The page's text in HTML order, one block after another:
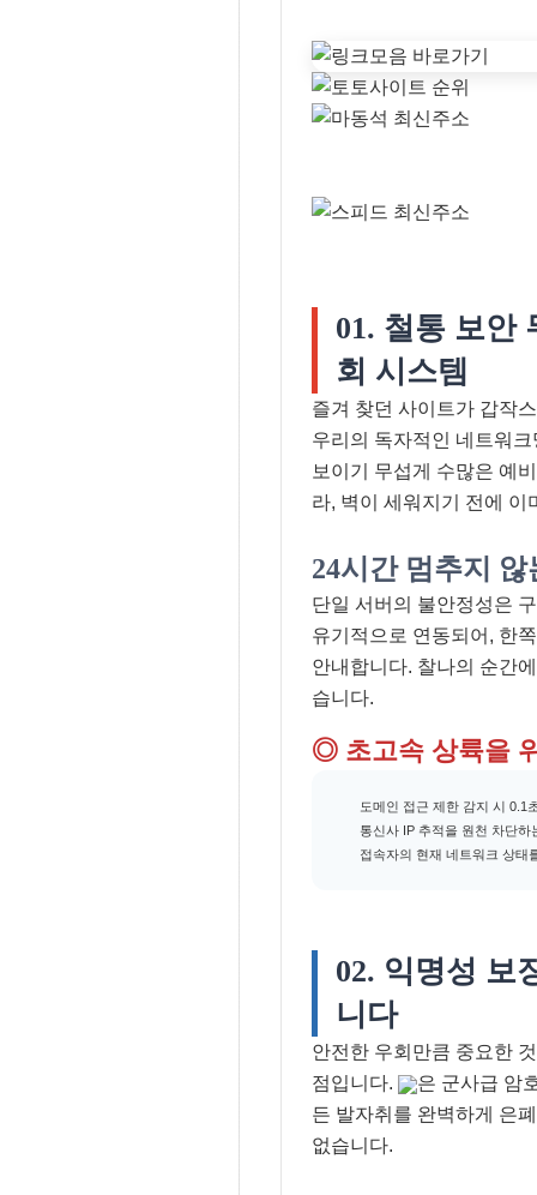
01. 철통 보안
회 시스템
즐겨 찾던 사이트가 갑작
우리의 독자적인 네트워
보이기 무섭게 수많은 예
라, 벽이 세워지기 전에
24시간 멈추지
단일 서버의 불안정성은
유기적으로 연동되어, 한
안내합니다. 찰나의 순간
습니다.
◎ 초고속 상륙을
도메인 접근 제한 감지 시 0.1
통신사 IP 추적을 원천 차단
접속자의 현재 네트워크 상태
02. 익명성 보
니다
안전한 우회만큼 중요한
점입니다.
은 군사급 암
든 발자취를 완벽하게 은
없습니다.